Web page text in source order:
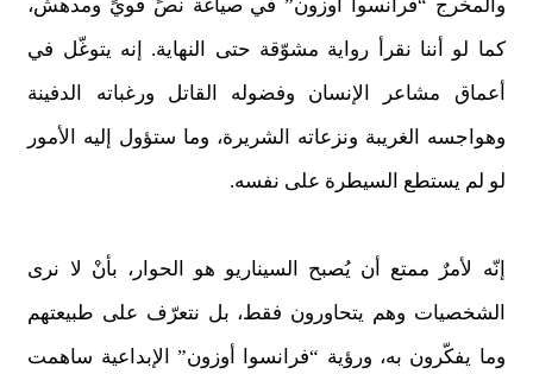
والمخرج “فرانسوا أوزون” في صياغة نصٍّ قويٍّ ومدهش،
كما لو أننا نقرأ رواية مشوّقة حتى النهاية. إنه يتوغّل في
أعماق مشاعر الإنسان وفضوله القاتل ورغباته الدفينة
وهواجسه الغريبة ونزعاته الشريرة، وما ستؤول إليه الأمور
لو لم يستطع السيطرة على نفسه.
إنّه لأمرٌ ممتع أن يُصبح السيناريو هو الحوار، بأنْ لا نرى
الشخصيات وهم يتحاورون فقط، بل نتعرّف على طبيعتهم
وما يفكّرون به، ورؤية “فرانسوا أوزون” الإبداعية ساهمت